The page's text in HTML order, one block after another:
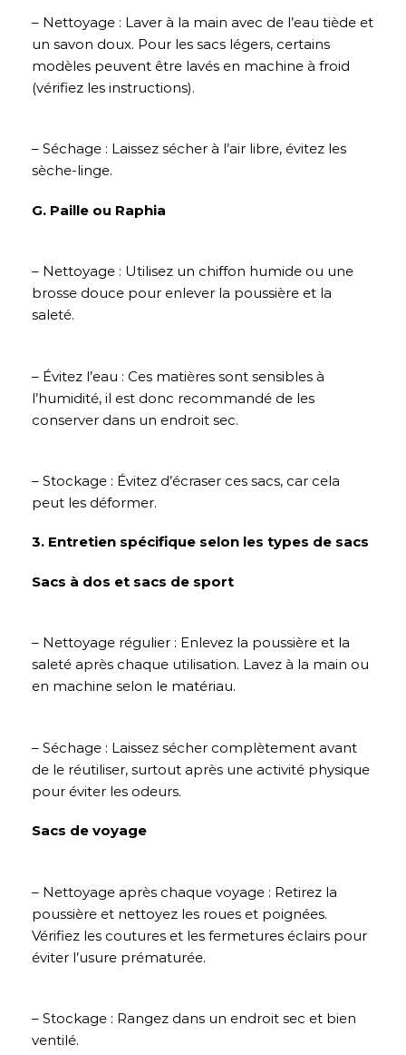
– Nettoyage : Laver à la main avec de l’eau tiède et
un savon doux. Pour les sacs légers, certains
modèles peuvent être lavés en machine à froid
(vérifiez les instructions).
– Séchage : Laissez sécher à l’air libre, évitez les
sèche-linge.
G. Paille ou Raphia
– Nettoyage : Utilisez un chiffon humide ou une
brosse douce pour enlever la poussière et la
saleté.
– Évitez l’eau : Ces matières sont sensibles à
l’humidité, il est donc recommandé de les
conserver dans un endroit sec.
– Stockage : Évitez d’écraser ces sacs, car cela
peut les déformer.
3. Entretien spécifique selon les types de sacs
Sacs à dos et sacs de sport
– Nettoyage régulier : Enlevez la poussière et la
saleté après chaque utilisation. Lavez à la main ou
en machine selon le matériau.
– Séchage : Laissez sécher complètement avant
de le réutiliser, surtout après une activité physique
pour éviter les odeurs.
Sacs de voyage
– Nettoyage après chaque voyage : Retirez la
poussière et nettoyez les roues et poignées.
Vérifiez les coutures et les fermetures éclairs pour
éviter l’usure prématurée.
– Stockage : Rangez dans un endroit sec et bien
ventilé.